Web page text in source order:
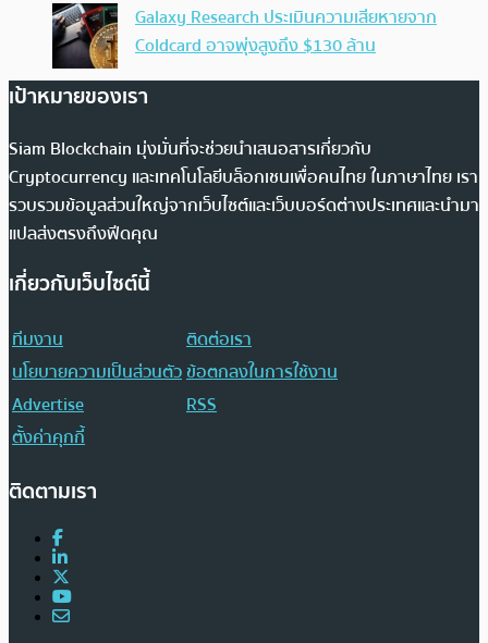
Galaxy Research ประเมินความเสียหายจาก
Coldcard อาจพุ่งสูงถึง $130 ล้าน
เป้าหมายของเรา
Siam Blockchain มุ่งมั่นที่จะช่วยนำเสนอสารเกี่ยวกับ
Cryptocurrency และเทคโนโลยีบล็อกเชนเพื่อคนไทย ในภาษาไทย เรา
รวบรวมข้อมูลส่วนใหญ่จากเว็บไซต์และเว็บบอร์ดต่างประเทศและนำมา
แปลส่งตรงถึงฟีดคุณ
เกี่ยวกับเว็บไซต์นี้
ทีมงาน
ติดต่อเรา
นโยบายความเป็นส่วนตัวข้อตกลงในการใช้งาน
Advertise
RSS
ตั้งค่าคุกกี้
ติดตามเรา